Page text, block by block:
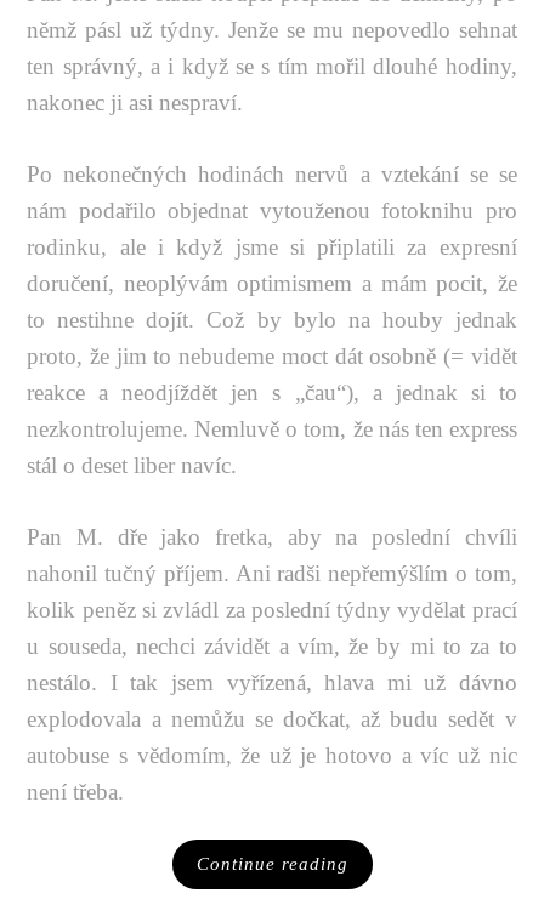
němž pásl už týdny. Jenže se mu nepovedlo sehnat
ten správný, a i když se s tím mořil dlouhé hodiny,
nakonec ji asi nespraví.
Po nekonečných hodinách nervů a vztekání se se
nám podařilo objednat vytouženou fotoknihu pro
rodinku, ale i když jsme si připlatili za expresní
doručení, neoplývám optimismem a mám pocit, že
to nestihne dojít. Což by bylo na houby jednak
proto, že jim to nebudeme moct dát osobně (= vidět
reakce a neodjíždět jen s „čau“), a jednak si to
nezkontrolujeme. Nemluvě o tom, že nás ten express
stál o deset liber navíc.
Pan M. dře jako fretka, aby na poslední chvíli
nahonil tučný příjem. Ani radši nepřemýšlím o tom,
kolik peněz si zvládl za poslední týdny vydělat prací
u souseda, nechci závidět a vím, že by mi to za to
nestálo. I tak jsem vyřízená, hlava mi už dávno
explodovala a nemůžu se dočkat, až budu sedět v
autobuse s vědomím, že už je hotovo a víc už nic
není třeba.
Continue reading